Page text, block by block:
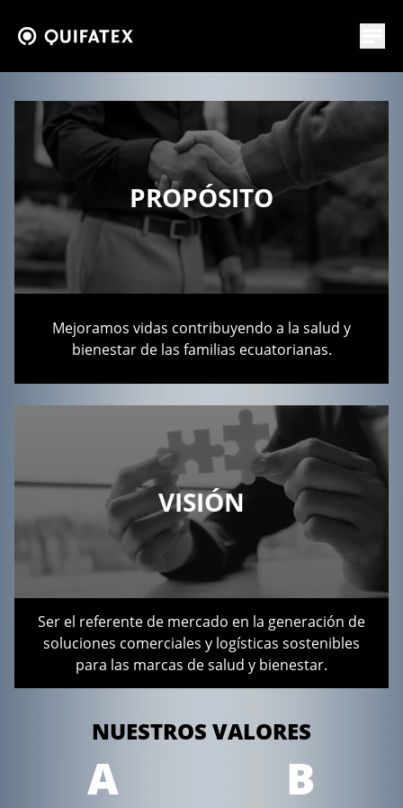
PROPÓSITO
Mejoramos vidas contribuyendo a la salud y
bienestar de las familias ecuatorianas.
VISIÓN
Ser el referente de mercado en la generación de
soluciones comerciales y logísticas sostenibles
para las marcas de salud y bienestar.
NUESTROS VALORES
A B